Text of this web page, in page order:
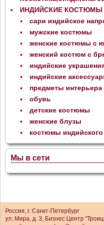
ИНДИЙСКИЕ КОСТЮМЫ
сари индийское
мужские костюмы
женские костюмы с
женский костюм с
индийские
индийские
предметы интерьера
обувь
детские костюмы
женские блузы
костюмы индийского
Мы в сети
Россия, г. Санкт-Петербург
ул. Мира, д. 3, Бизнес Центр